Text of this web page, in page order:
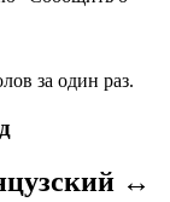
за один раз.
↔